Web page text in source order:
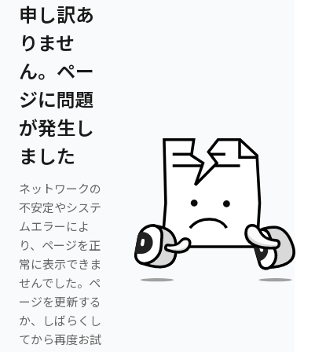
申し訳あ
りませ
ん。ペー
ジに問題
が発生し
ました
ネットワークの
不安定やシステ
ムエラーによ
り、ページを正
常に表示できま
せんでした。ペ
ージを更新する
か、しばらくし
てから再度お試